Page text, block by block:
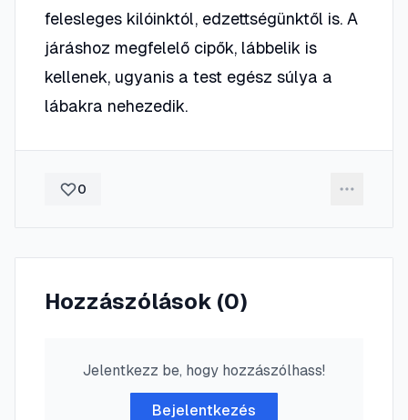
felesleges kilóinktól, edzettségünktől is. A
járáshoz megfelelő cipők, lábbelik is
kellenek, ugyanis a test egész súlya a
lábakra nehezedik.
0
Hozzászólások (0)
Jelentkezz be, hogy hozzászólhass!
Bejelentkezés